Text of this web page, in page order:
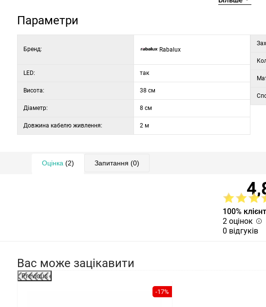
Параметри
Бренд: Rabalux
LED: так
Висота: 38 см
Діаметр: 8 см
Довжина кабелю живлення: 2 м
Оцінка (2) Запитання (0)
100%
2 оцінок
0 відгуків
Вас може зацікавити
Previous
-17%